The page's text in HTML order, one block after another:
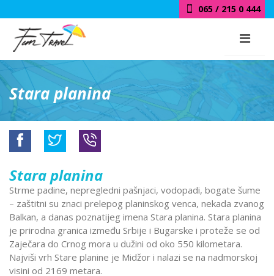
018 / 415 0 444
Stara planina
Stara planina
Strme padine, nepregledni pašnjaci, vodopadi, bogate šume
– zaštitni su znaci prelepog planinskog venca, nekada zvanog
Balkan, a danas poznatijeg imena Stara planina. Stara planina
je prirodna granica između Srbije i Bugarske i proteže se od
Zaječara do Crnog mora u dužini od oko 550 kilometara.
Najviši vrh Stare planine je Midžor i nalazi se na nadmorskoj
visini od 2169 metara.